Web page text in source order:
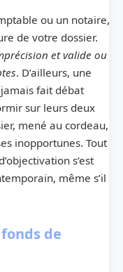
ou un notaire,
de votre dossier.
et valide ou
. D’ailleurs, une
fait débat
sur leurs deux
mené au cordeau,
inopportunes. Tout
s’est
même s’il
de